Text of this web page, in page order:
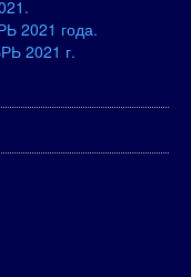
2021 года.
2021 г.